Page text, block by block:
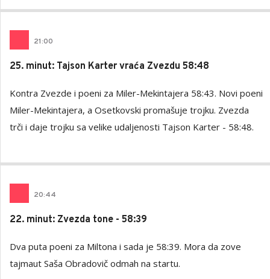
21:00
25. minut: Tajson Karter vraća Zvezdu 58:48
Kontra Zvezde i poeni za Miler-Mekintajera 58:43. Novi poeni
Miler-Mekintajera, a Osetkovski promašuje trojku. Zvezda
trči i daje trojku sa velike udaljenosti Tajson Karter - 58:48.
20:44
22. minut: Zvezda tone - 58:39
Dva puta poeni za Miltona i sada je 58:39. Mora da zove
tajmaut Saša Obradovič odmah na startu.